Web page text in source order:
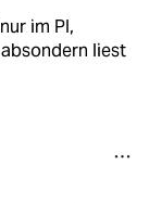
im PI,
liest